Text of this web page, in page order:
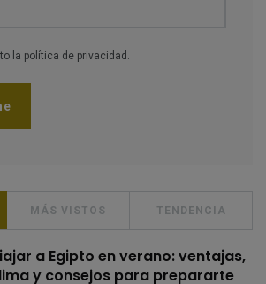
la política de privacidad
MÁS VISTOS TENDENCIA
a Egipto en verano: ventajas,
y consejos para prepararte